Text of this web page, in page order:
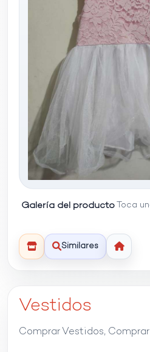
Galería del producto Toca
Similares
Vestidos
Comprar Vestidos,